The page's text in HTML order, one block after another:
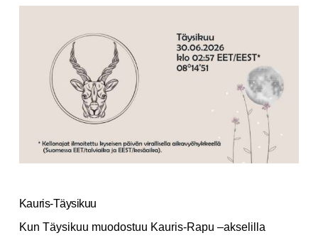
Kauris-Täysikuu
Kun Täysikuu muodostuu Kauris-Rapu –akselilla